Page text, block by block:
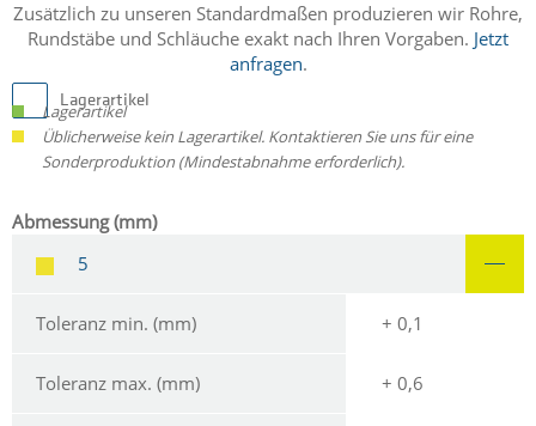
Zusätzlich zu unseren Standardmaßen produzieren wir Rohre,
Rundstäbe und Schläuche exakt nach Ihren Vorgaben. Jetzt
anfragen.
Lagerartikel
Lagerartikel
Üblicherweise kein Lagerartikel. Kontaktieren Sie uns für eine
Sonderproduktion (Mindestabnahme erforderlich).
Abmessung (mm)
5
Toleranz min. (mm) + 0,1
Toleranz max. (mm) + 0,6